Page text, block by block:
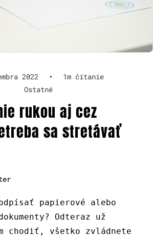
2022 •
1m čítanie
Ostatné
rukou aj cez
sa stretávať
papierové alebo
Odteraz už
chodiť, všetko zvládnete